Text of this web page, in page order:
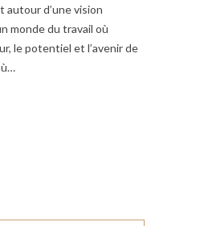
autour d’une vision
monde du travail où
le potentiel et l’avenir de